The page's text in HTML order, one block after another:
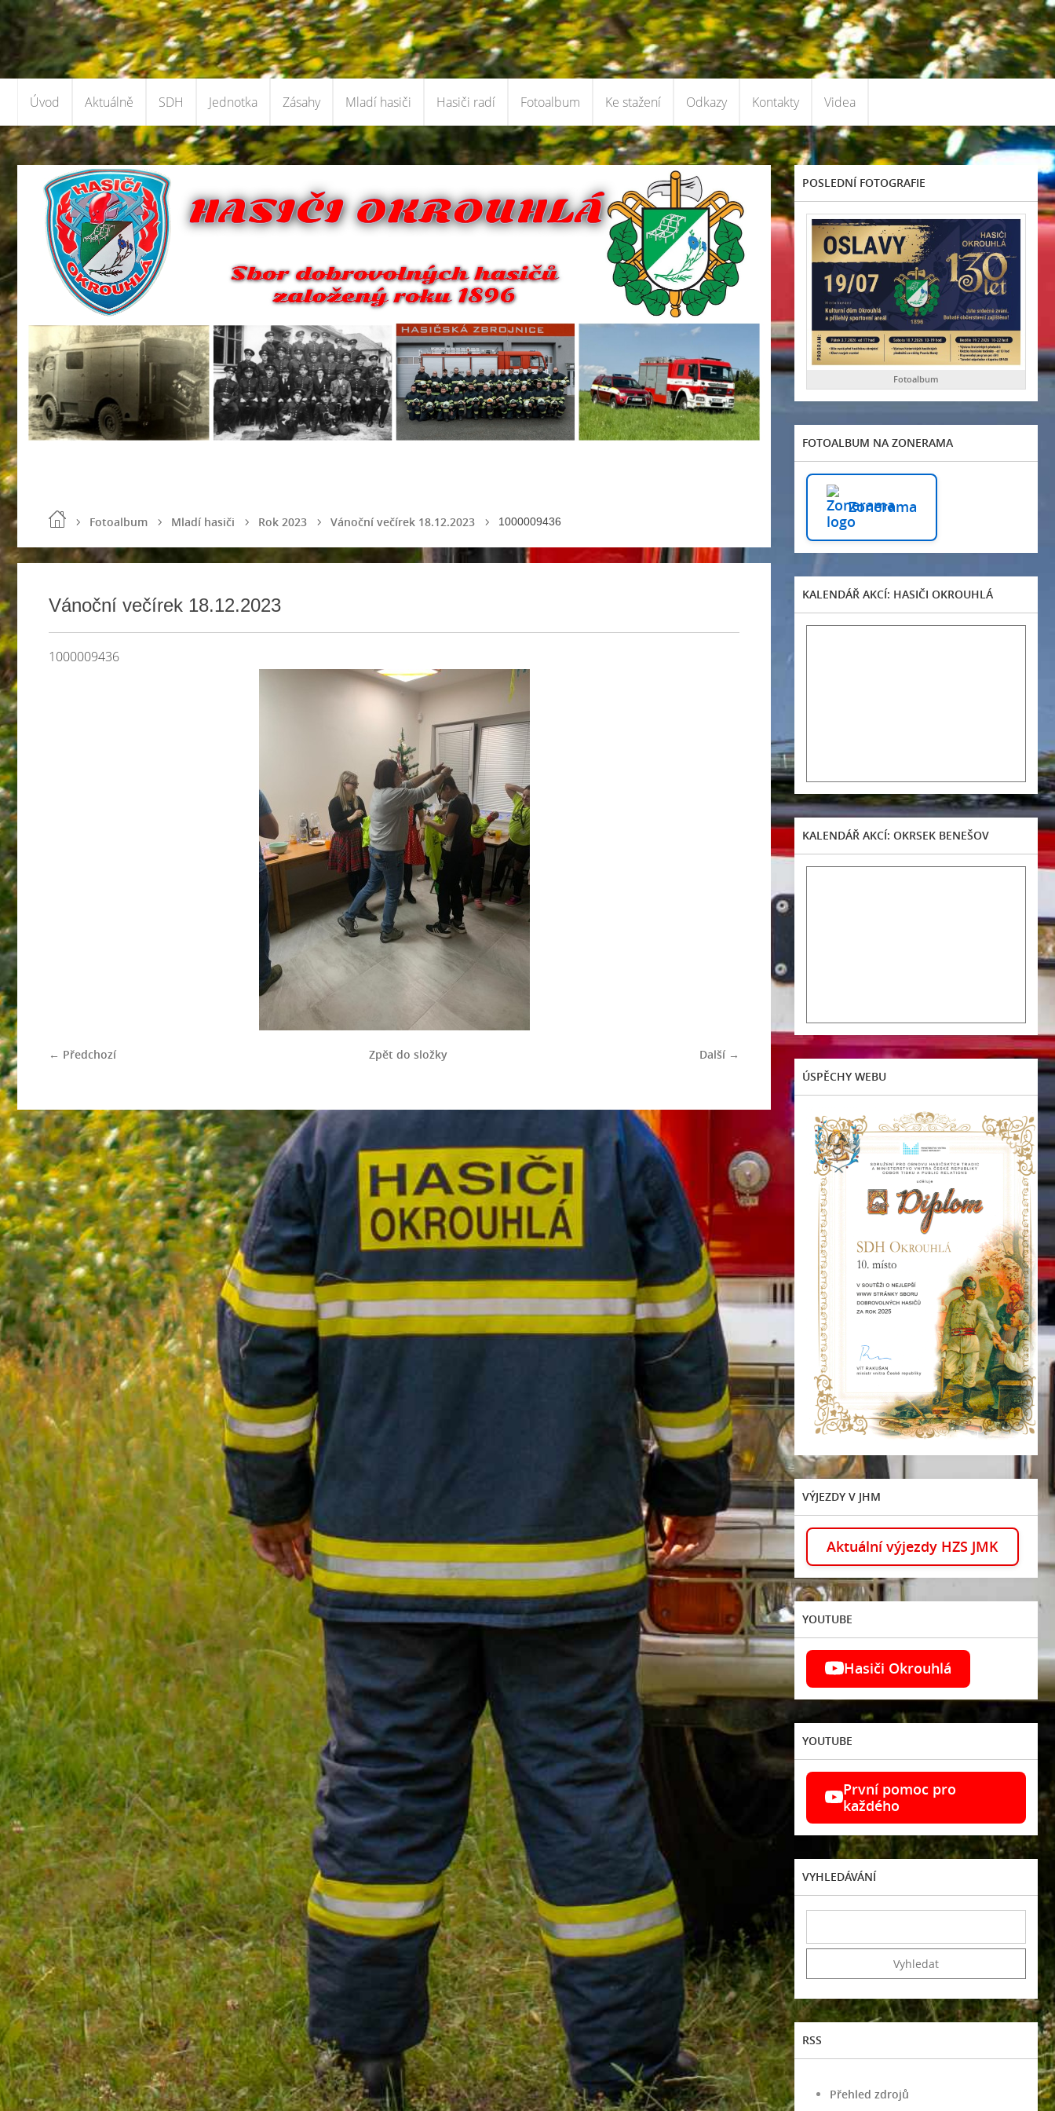
Úvod Aktuálně SDH Jednotka Zásahy Mladí hasiči Hasiči radí Fotoalbum Ke stažení Odkazy Kontakty Videa
Fotoalbum Mladí hasiči Rok 2023 Vánoční večírek 18.12.2023 1000009436
Vánoční večírek 18.12.2023
1000009436
← Předchozí Další →
Zpět do složky
POSLEDNÍ FOTOGRAFIE
Fotoalbum
FOTOALBUM NA ZONERAMA
Zonerama
KALENDÁŘ AKCÍ: HASIČI OKROUHLÁ
KALENDÁŘ AKCÍ: OKRSEK BENEŠOV
ÚSPĚCHY WEBU
VÝJEZDY V JHM
Aktuální výjezdy HZS JMK
YOUTUBE
Hasiči Okrouhlá
YOUTUBE
První pomoc pro
každého
VYHLEDÁVÁNÍ
RSS
Přehled zdrojů